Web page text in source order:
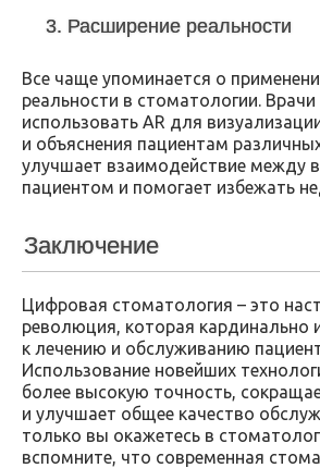
3. Расширение реальности
Все чаще упоминается о
реальности в стоматологии. Врачи
использовать AR для
и объяснения пациентам
улучшает взаимодействие между
пациентом и помогает избежать
Заключение
Цифровая стоматология – это
революция, которая кардинально
к лечению и обслуживанию
Использование новейших
более высокую точность,
и улучшает общее качество
только вы окажетесь в
вспомните, что современная